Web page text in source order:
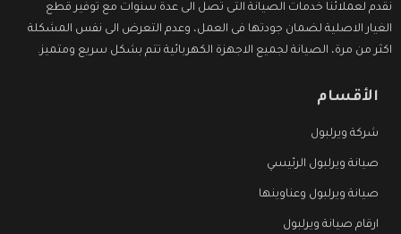
نقدم لعملائنا خدمات الصيانة التى تصل الى عدة سنوات مع توفير قطع
الغيار الاصلية لضمان جودتها فى العمل، وعدم التعرض الى نفس المشكلة
اكثر من مرة، الصيانة لجميع الاجهزة الكهربائية تتم بشكل سريع ومتميز.
الأقسام
شركة ويرلبول
صيانة ويرلبول الرئيسي
صيانة ويرلبول وعناوينها
ارقام صيانة ويرلبول